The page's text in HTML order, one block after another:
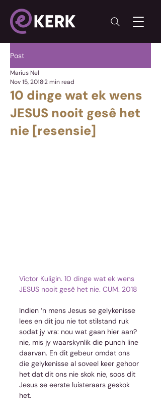
Post
10 dinge wat ek wens
JESUS nooit gesê het
nie [resensie]
Marius Nel
Nov 15, 20182 min read
Victor Kuligin. 10 dinge wat ek wens
JESUS nooit gesê het nie. CUM. 2018
Indien ‘n mens Jesus se gelykenisse
lees en dit jou nie tot stilstand ruk
sodat jy vra: nou wat gaan hier aan?
nie, mis jy waarskynlik die punch line
daarvan. En dit gebeur omdat ons
die gelykenisse al soveel keer gehoor
het dat dit ons nie skok nie, soos dit
Jesus se eerste luisteraars geskok
het.